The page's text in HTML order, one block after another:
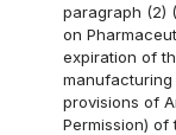
paragraph (2)
on
expiration of
manufacturing
provisions of
Permission) of